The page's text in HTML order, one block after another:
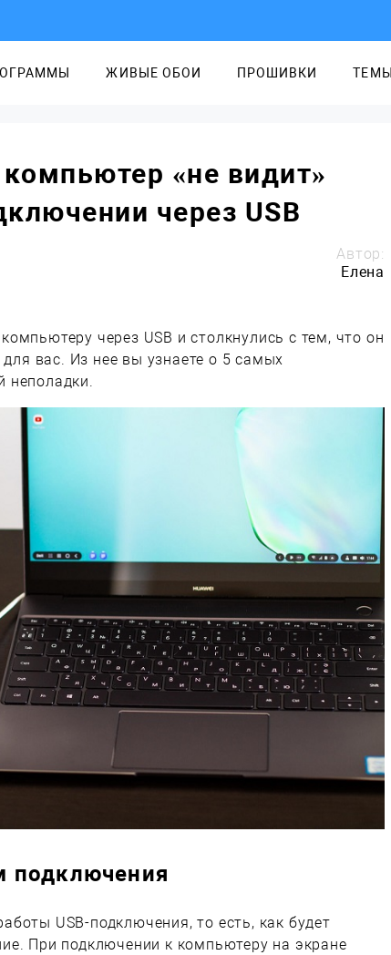
ЖИВЫЕ ОБОИ ПРОШИВКИ ТЕМЫ
«не видит»
через USB
Автор:
Елена
через USB и столкнулись с тем, что он
вас. Из нее вы узнаете о 5 самых
неполадки.
подключения
USB-подключения, то есть, как будет
При подключении к компьютеру на экране